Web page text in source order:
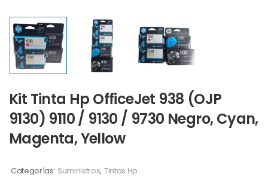
Kit Tinta Hp OfficeJet 938 (OJP
9130) 9110 / 9130 / 9730 Negro, Cyan,
Magenta, Yellow
Categorías: Suministros, Tintas Hp